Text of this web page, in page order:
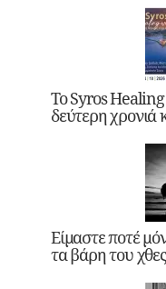
Το Syros
δεύτερη χρονιά
Είμαστε ποτέ
τα βάρη του